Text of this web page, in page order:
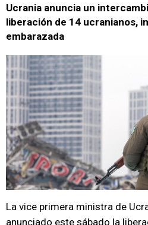
Ucrania anuncia un
liberación de 14 ucranianos,
embarazada
La vice primera ministra de
anunciado este sábado la